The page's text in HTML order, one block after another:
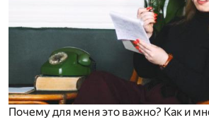
Почему для меня это важно? Как и